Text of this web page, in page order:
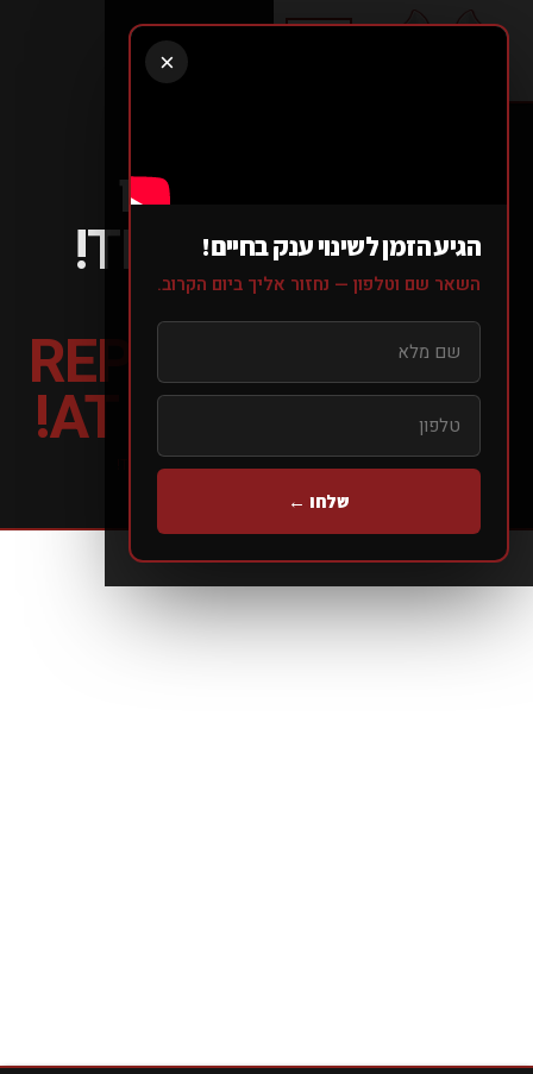
הנציגות שלנו
בTHROWDOWN!
OUR
REPRESENTATION
AT THROWDOWN!
עמוד הבית>בלוג>
>הנציגות שלנו בThrowDown!
×
הגיע הזמן לשינוי ענק בחיים!
השאר שם וטלפון — נחזור אליך ביום הקרוב.
שלחו ←